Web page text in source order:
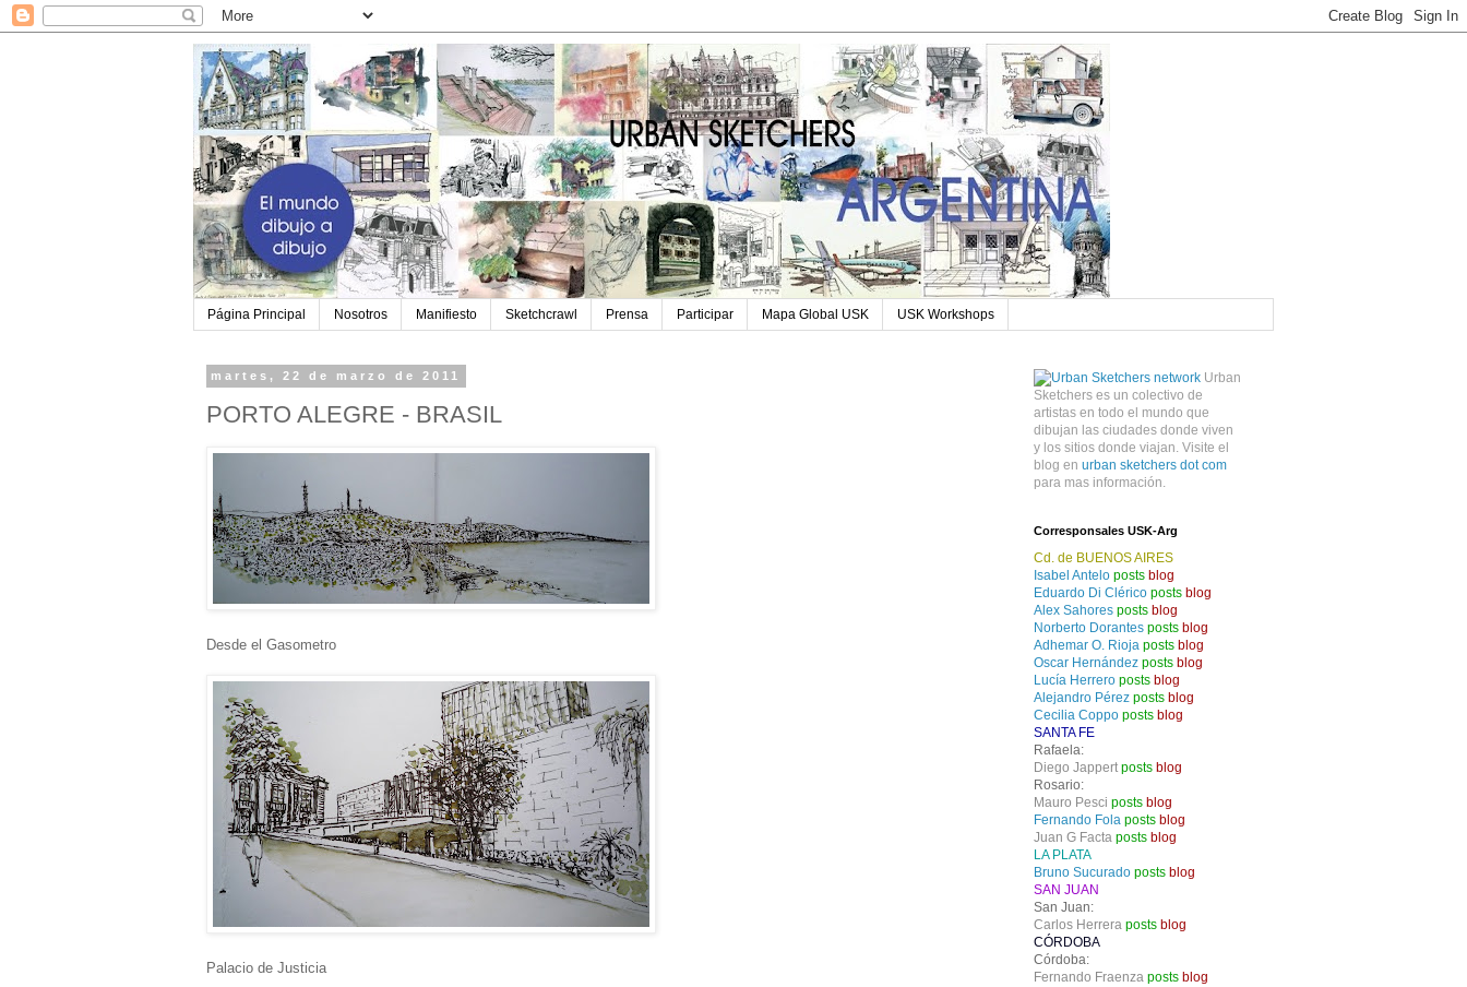
Página Principal Nosotros Manifiesto Sketchcrawl Prensa Participar Mapa Global USK USK Workshops
martes, 22 de marzo de 2011
PORTO ALEGRE - BRASIL
Desde el Gasometro
Palacio de Justicia
Urban
Sketchers es un colectivo de
artistas en todo el mundo que
dibujan las ciudades donde viven
y los sitios donde viajan. Visite el
blog en urban sketchers dot com
para mas información.
Corresponsales USK-Arg
Cd. de BUENOS AIRES
Isabel Antelo posts blog
Eduardo Di Clérico posts blog
Alex Sahores posts blog
Norberto Dorantes posts blog
Adhemar O. Rioja posts blog
Oscar Hernández posts blog
Lucía Herrero posts blog
Alejandro Pérez posts blog
Cecilia Coppo posts blog
SANTA FE
Rafaela:
Diego Jappert posts blog
Rosario:
Mauro Pesci posts blog
Fernando Fola posts blog
Juan G Facta posts blog
LA PLATA
Bruno Sucurado posts blog
SAN JUAN
San Juan:
Carlos Herrera posts blog
CÓRDOBA
Córdoba:
Fernando Fraenza posts blog